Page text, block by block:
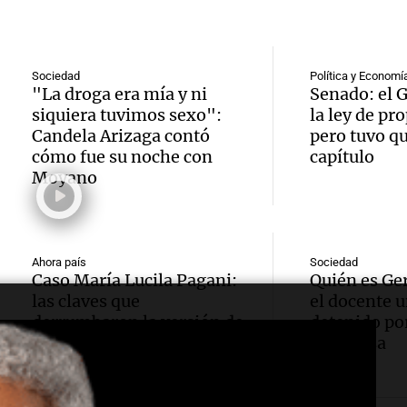
Episodios
subas
el
agosto
menos
fatales
Panorama
Episodios
Audio.
Rioja
partir
Audio.
Sociedad
"La droga era mía y ni
siquiera tuvimos sexo":
Candela Arizaga contó
cómo fue su noche con
Moyano
Política y
Senado: el
la ley de
pero tuvo
capítulo
Ahora país
Caso María Lucila Pagani:
las claves que
derrumbaron la versión de
la explosión del celular
Sociedad
Quién es
el docente
detenido
su esposa